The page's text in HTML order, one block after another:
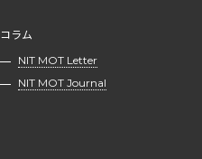
コラム
NIT MOT Letter
NIT MOT Journal